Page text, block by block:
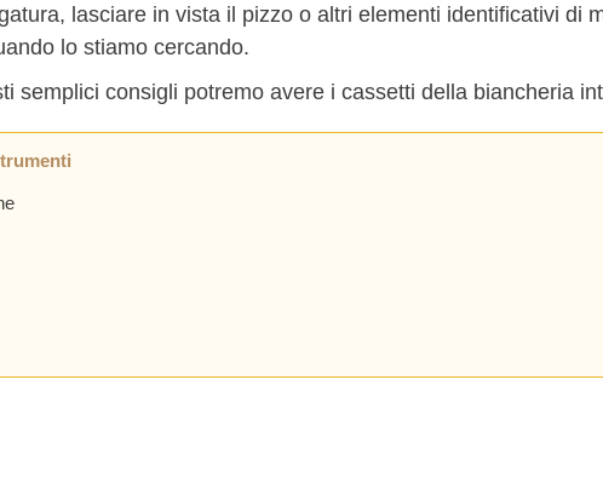
lasciare in vista il pizzo o altri elementi identificativi di
lo stiamo cercando.
semplici consigli potremo avere i cassetti della biancheria